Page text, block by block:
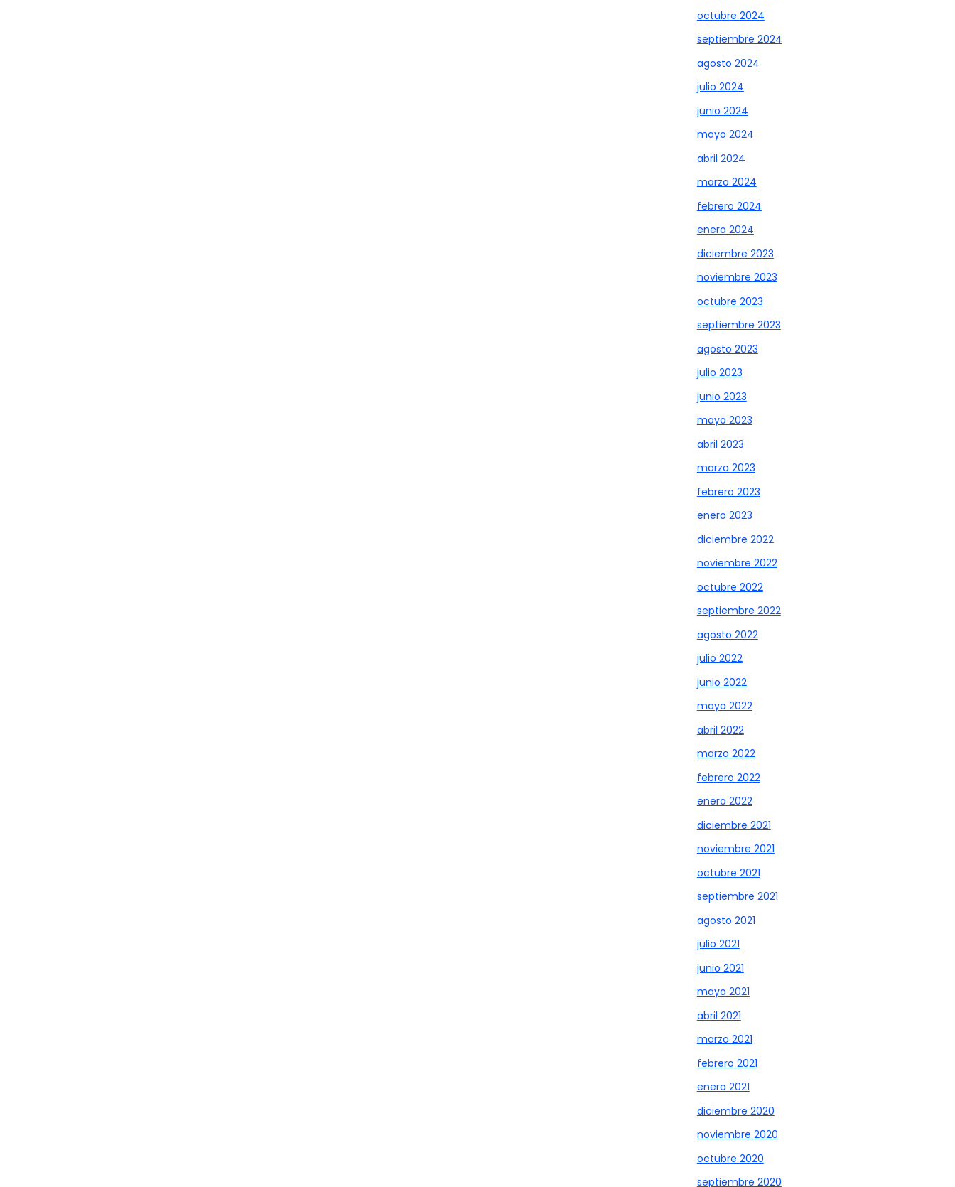
octubre 2024
septiembre 2024
agosto 2024
julio 2024
junio 2024
mayo 2024
abril 2024
marzo 2024
febrero 2024
enero 2024
diciembre 2023
noviembre 2023
octubre 2023
septiembre 2023
agosto 2023
julio 2023
junio 2023
mayo 2023
abril 2023
marzo 2023
febrero 2023
enero 2023
diciembre 2022
noviembre 2022
octubre 2022
septiembre 2022
agosto 2022
julio 2022
junio 2022
mayo 2022
abril 2022
marzo 2022
febrero 2022
enero 2022
diciembre 2021
noviembre 2021
octubre 2021
septiembre 2021
agosto 2021
julio 2021
junio 2021
mayo 2021
abril 2021
marzo 2021
febrero 2021
enero 2021
diciembre 2020
noviembre 2020
octubre 2020
septiembre 2020